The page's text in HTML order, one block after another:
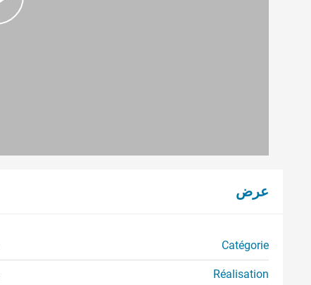
عرض
Catégorie
Réalisation